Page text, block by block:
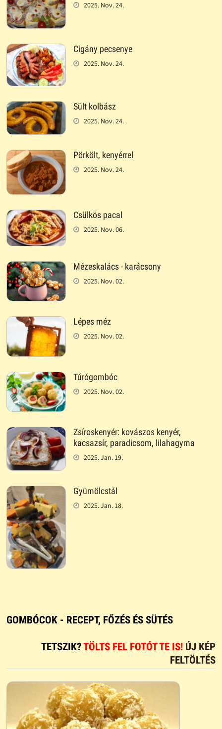
2025. Nov. 24.
Cigány pecsenye
2025. Nov. 24.
Sült kolbász
2025. Nov. 24.
Pörkölt, kenyérrel
2025. Nov. 24.
Csülkös pacal
2025. Nov. 06.
Mézeskalács - karácsony
2025. Nov. 02.
Lépes méz
2025. Nov. 02.
Túrógombóc
2025. Nov. 02.
Zsíroskenyér: kovászos kenyér,
kacsazsír, paradicsom, lilahagyma
2025. Jan. 19.
Gyümölcstál
2025. Jan. 18.
GOMBÓCOK - RECEPT, FŐZÉS ÉS SÜTÉS
TETSZIK?TÖLTS FEL FOTÓT TE IS! ÚJ KÉP
FELTÖLTÉS